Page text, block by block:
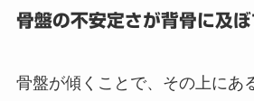
骨盤の不安定さが背骨に及
骨盤が傾くことで、その上にあ